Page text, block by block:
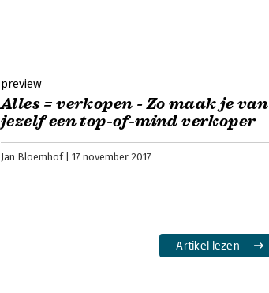
preview
Alles = verkopen - Zo maak je van
jezelf een top-of-mind verkoper
Jan Bloemhof 17 november 2017
Artikel lezen